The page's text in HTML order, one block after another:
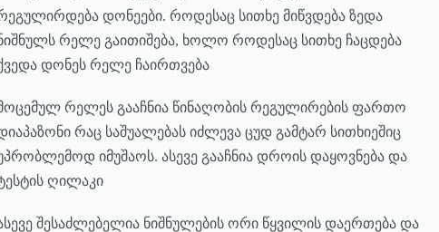
დონეები. როდესაც სითხე მიწვდება ზედა
რელე გაითიშება, ხოლო როდესაც სითხე ჩაცდება
დონეს რელე ჩაირთვება
რელეს გააჩნია წინაღობის რეგულირების ფართო
რაც საშუალებას იძლევა ცუდ გამტარ სითხიეშიც
იმუშაოს. ასევე გააჩნია დროის დაყოვნება და
ღილაკი
შესაძლებელია ნიშნულების ორი წყვილის დაერთება და